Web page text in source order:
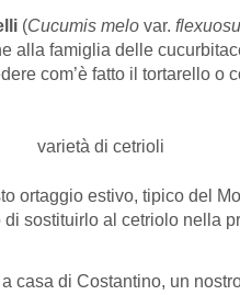
(Cucumis melo var.
alla famiglia delle
com’è fatto il tortarello o
ortaggio estivo, tipico del
sostituirlo al cetriolo nella
casa di Costantino, un